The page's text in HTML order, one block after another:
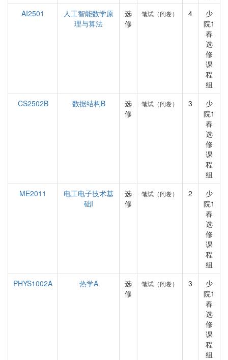
AI2501
人工智能数学原
理与算法
选
修
笔试（闭卷） 4
少
院1
春
选
修
课
程
组
CS2502B
数据结构B
选
修
笔试（闭卷） 3
少
院1
春
选
修
课
程
组
ME2011
电工电子技术基
础I
选
修
笔试（闭卷） 2
少
院1
春
选
修
课
程
组
PHYS1002A
热学A
选
修
笔试（闭卷） 3
少
院1
春
选
修
课
程
组